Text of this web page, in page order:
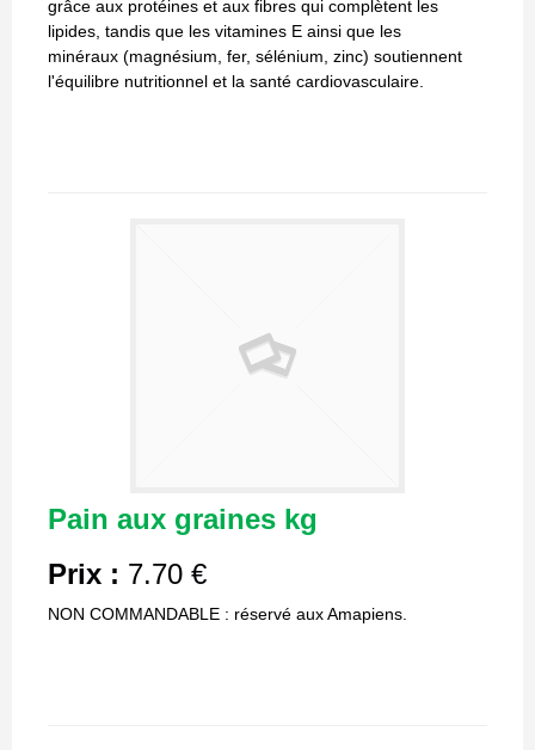
grâce aux protéines et aux fibres qui complètent les
lipides, tandis que les vitamines E ainsi que les
minéraux (magnésium, fer, sélénium, zinc) soutiennent
l'équilibre nutritionnel et la santé cardiovasculaire.
Pain aux graines kg
Prix : 7.70 €
NON COMMANDABLE : réservé aux Amapiens.